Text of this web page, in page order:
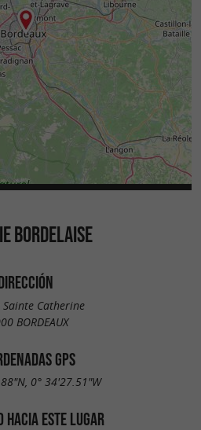
BORDELAISE
Sainte Catherine
BORDEAUX
GPS
0° 34'27.51"W
HACIA ESTE LUGAR